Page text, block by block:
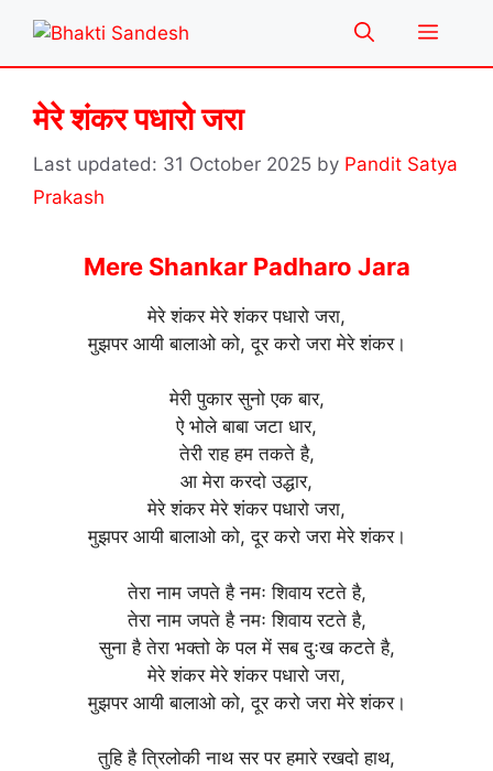
content
Menu
मेरे शंकर पधारो जरा
31 October 2025 by Pandit Satya
Prakash
Mere Shankar Padharo Jara
मेरे शंकर मेरे शंकर पधारो जरा,
मुझपर आयी बालाओ को, दूर करो जरा मेरे शंकर।
मेरी पुकार सुनो एक बार,
ऐ भोले बाबा जटा धार,
तेरी राह हम तकते है,
आ मेरा करदो उद्धार,
मेरे शंकर मेरे शंकर पधारो जरा,
मुझपर आयी बालाओ को, दूर करो जरा मेरे शंकर।
तेरा नाम जपते है नमः शिवाय रटते है,
तेरा नाम जपते है नमः शिवाय रटते है,
सुना है तेरा भक्तो के पल में सब दुःख कटते है,
मेरे शंकर मेरे शंकर पधारो जरा,
मुझपर आयी बालाओ को, दूर करो जरा मेरे शंकर।
तुहि है त्रिलोकी नाथ सर पर हमारे रखदो हाथ,